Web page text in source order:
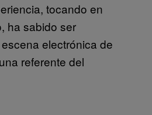
tocando en
ha sabido ser
electrónica de
referente del